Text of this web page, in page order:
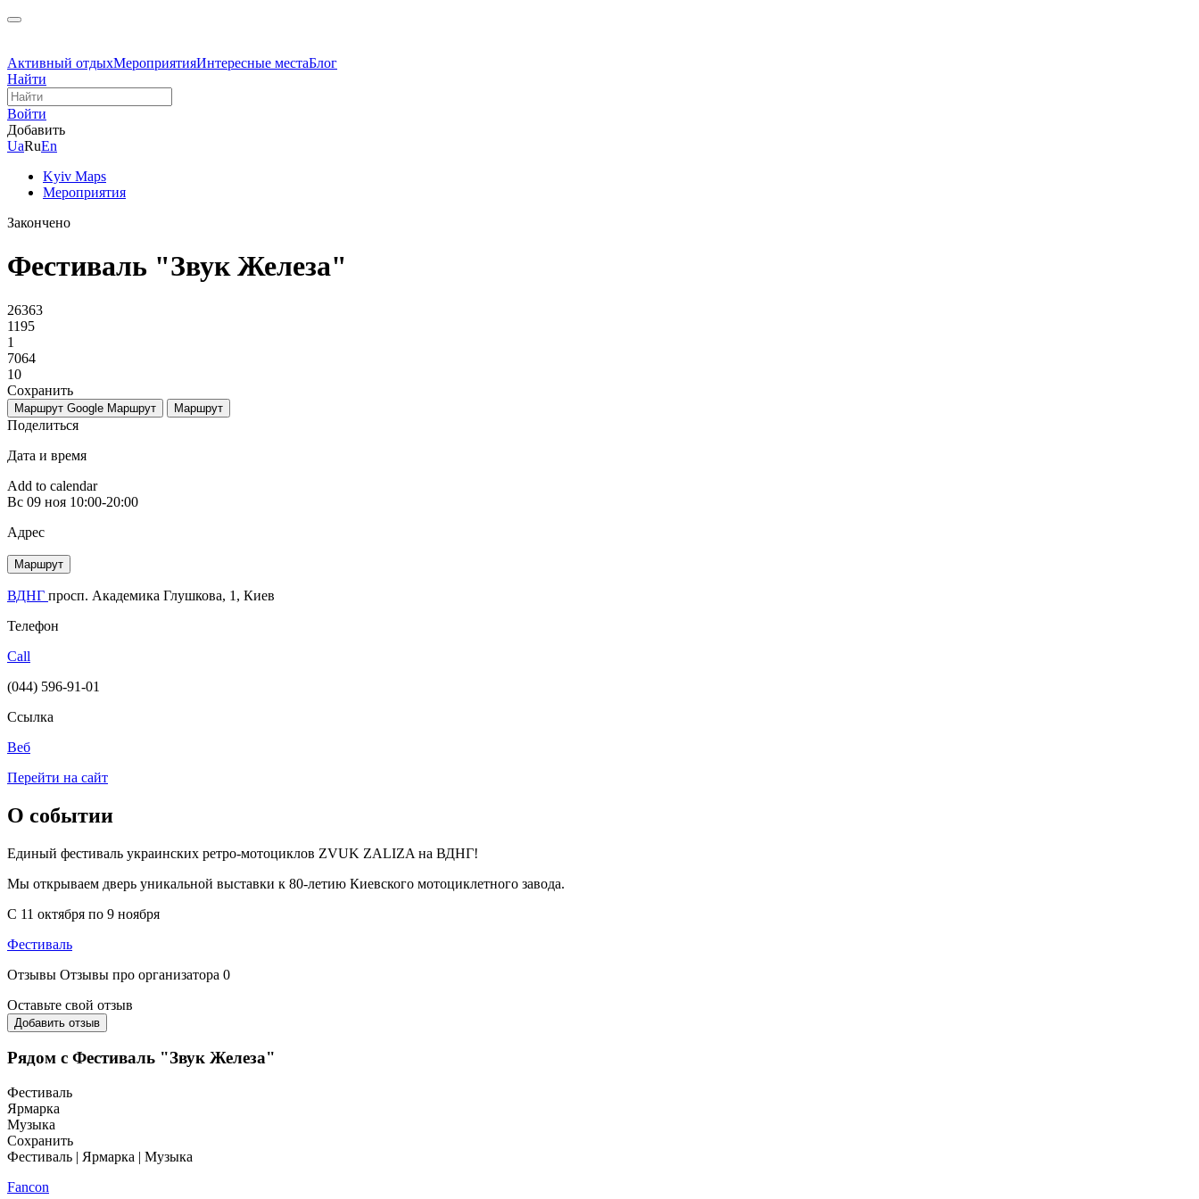
Активный отдыхМероприятияИнтересные местаБлог
Найти
Войти
Добавить
UaRuEn
Kyiv Maps
Мероприятия
Закончено
Фестиваль "Звук Железа"
26363
1195
1
7064
10
Сохранить
Маршрут Google Маршрут Маршрут
Поделиться
Дата и время
Add to calendar
Вс 09 ноя 10:00-20:00
Адрес
Маршрут
ВДНГ просп. Академика Глушкова, 1, Киев
Телефон
Call
(044) 596-91-01
Ссылка
Веб
Перейти на сайт
О событии
Единый фестиваль украинских ретро-мотоциклов ZVUK ZALIZA на ВДНГ!
Мы открываем дверь уникальной выставки к 80-летию Киевского мотоциклетного завода.
С 11 октября по 9 ноября
Фестиваль
Отзывы Отзывы про организатора 0
Оставьте свой отзыв
Добавить отзыв
Рядом с Фестиваль "Звук Железа"
Фестиваль
Ярмарка
Музыка
Сохранить
Фестиваль | Ярмарка | Музыка
Fancon